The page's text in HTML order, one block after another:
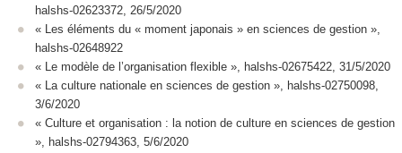
halshs-02623372, 26/5/2020
« Les éléments du « moment japonais » en sciences de gestion »,
halshs-02648922
« Le modèle de l’organisation flexible », halshs-02675422, 31/5/2020
« La culture nationale en sciences de gestion », halshs-02750098,
3/6/2020
« Culture et organisation : la notion de culture en sciences de gestion
», halshs-02794363, 5/6/2020